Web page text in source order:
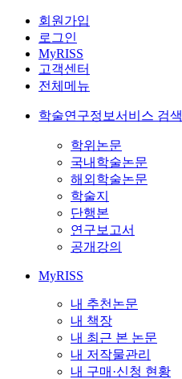
회원가입
로그인
MyRISS
고객센터
전체메뉴
학술연구정보서비스 검색
학위논문
국내학술논문
해외학술논문
학술지
단행본
연구보고서
공개강의
MyRISS
내 추천논문
내 책장
내 최근 본 논문
내 저작물관리
내 구매·신청 현황